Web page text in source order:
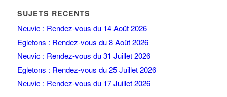
SUJETS RÉCENTS
Neuvic : Rendez-vous du 14 Août 2026
Egletons : Rendez-vous du 8 Août 2026
Neuvic : Rendez-vous du 31 Juillet 2026
Egletons : Rendez-vous du 25 Juillet 2026
Neuvic : Rendez-vous du 17 Juillet 2026